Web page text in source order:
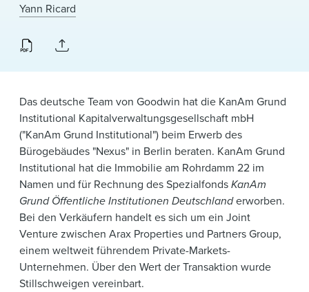
Alumni
Yann Ricard
Das deutsche Team von Goodwin hat die KanAm Grund
Institutional Kapitalverwaltungsgesellschaft mbH
("KanAm Grund Institutional") beim Erwerb des
Bürogebäudes "Nexus" in Berlin beraten. KanAm Grund
Institutional hat die Immobilie am Rohrdamm 22 im
Namen und für Rechnung des SpezialfondsKanAm
Grund Öffentliche Institutionen Deutschlanderworben.
Bei den Verkäufern handelt es sich um ein Joint
Venture zwischen Arax Properties und Partners Group,
einem weltweit führendem Private-Markets-
Unternehmen. Über den Wert der Transaktion wurde
Stillschweigen vereinbart.